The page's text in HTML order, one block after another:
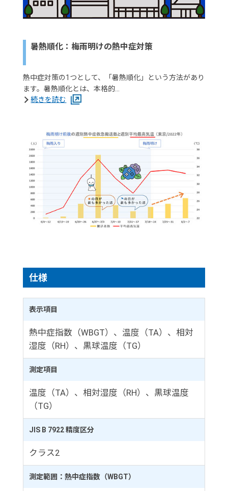
暑熱順化：梅雨明けの熱中症対策
熱中症対策の1つとして、「暑熱順化」という方法があり
ます。暑熱順化とは、本格的…
続きを読む
仕様
表示項目
熱中症指数（WBGT）、温度（TA）、相対
湿度（RH）、黒球温度（TG）
測定項目
温度（TA）、相対湿度（RH）、黒球温度
（TG）
JIS B 7922 精度区分
クラス2
測定範囲：熱中症指数（WBGT）